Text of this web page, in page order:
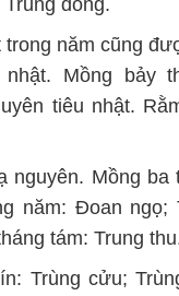
trong năm cũng
Mồng bảy
tiêu nhật.
nguyên. Mồng
năm: Đoan
tám: Trung
Trùng cửu;